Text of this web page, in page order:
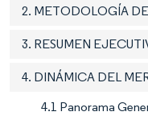
2. METODOLOGÍA
3. RESUMEN
4. DINÁMICA DEL
4.1 Panorama